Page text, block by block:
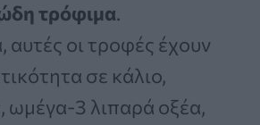
τρόφιμα.
αυτές οι τροφές έχουν
σε κάλιο,
ωμέγα-3 λιπαρά οξέα,